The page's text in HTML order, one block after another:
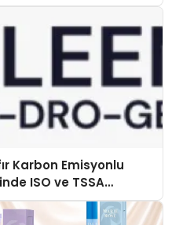
Karbon Emisyonlu
ISO ve TSSA